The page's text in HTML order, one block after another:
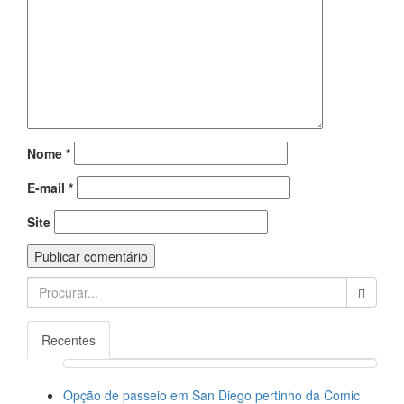
Nome *
E-mail *
Site
Search
for:
Recentes
Opção de passeio em San Diego pertinho da Comic